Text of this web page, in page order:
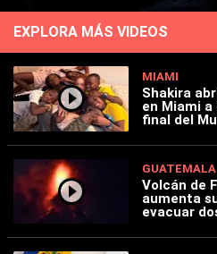
EXPLORA MÁS VIDEOS
MIAMI
Shakira
en Miami
final del
GUATEMALA
Volcán de
aumenta
evacuar